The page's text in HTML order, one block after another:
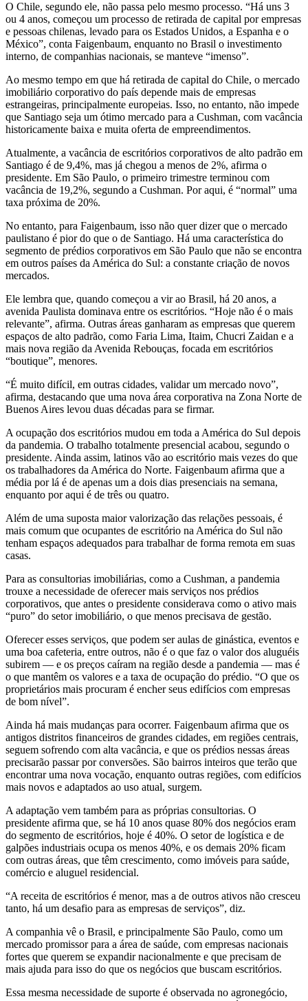
O Chile, segundo ele, não passa pelo mesmo processo. “Há uns 3
ou 4 anos, começou um processo de retirada de capital por empresas
e pessoas chilenas, levado para os Estados Unidos, a Espanha e o
México”, conta Faigenbaum, enquanto no Brasil o investimento
interno, de companhias nacionais, se manteve “imenso”.
Ao mesmo tempo em que há retirada de capital do Chile, o mercado
imobiliário corporativo do país depende mais de empresas
estrangeiras, principalmente europeias. Isso, no entanto, não impede
que Santiago seja um ótimo mercado para a Cushman, com vacância
historicamente baixa e muita oferta de empreendimentos.
Atualmente, a vacância de escritórios corporativos de alto padrão em
Santiago é de 9,4%, mas já chegou a menos de 2%, afirma o
presidente. Em São Paulo, o primeiro trimestre terminou com
vacância de 19,2%, segundo a Cushman. Por aqui, é “normal” uma
taxa próxima de 20%.
No entanto, para Faigenbaum, isso não quer dizer que o mercado
paulistano é pior do que o de Santiago. Há uma característica do
segmento de prédios corporativos em São Paulo que não se encontra
em outros países da América do Sul: a constante criação de novos
mercados.
Ele lembra que, quando começou a vir ao Brasil, há 20 anos, a
avenida Paulista dominava entre os escritórios. “Hoje não é o mais
relevante”, afirma. Outras áreas ganharam as empresas que querem
espaços de alto padrão, como Faria Lima, Itaim, Chucri Zaidan e a
mais nova região da Avenida Rebouças, focada em escritórios
“boutique”, menores.
“É muito difícil, em outras cidades, validar um mercado novo”,
afirma, destacando que uma nova área corporativa na Zona Norte de
Buenos Aires levou duas décadas para se firmar.
A ocupação dos escritórios mudou em toda a América do Sul depois
da pandemia. O trabalho totalmente presencial acabou, segundo o
presidente. Ainda assim, latinos vão ao escritório mais vezes do que
os trabalhadores da América do Norte. Faigenbaum afirma que a
média por lá é de apenas um a dois dias presenciais na semana,
enquanto por aqui é de três ou quatro.
Além de uma suposta maior valorização das relações pessoais, é
mais comum que ocupantes de escritório na América do Sul não
tenham espaços adequados para trabalhar de forma remota em suas
casas.
Para as consultorias imobiliárias, como a Cushman, a pandemia
trouxe a necessidade de oferecer mais serviços nos prédios
corporativos, que antes o presidente considerava como o ativo mais
“puro” do setor imobiliário, o que menos precisava de gestão.
Oferecer esses serviços, que podem ser aulas de ginástica, eventos e
uma boa cafeteria, entre outros, não é o que faz o valor dos aluguéis
subirem — e os preços caíram na região desde a pandemia — mas é
o que mantêm os valores e a taxa de ocupação do prédio. “O que os
proprietários mais procuram é encher seus edifícios com empresas
de bom nível”.
Ainda há mais mudanças para ocorrer. Faigenbaum afirma que os
antigos distritos financeiros de grandes cidades, em regiões centrais,
seguem sofrendo com alta vacância, e que os prédios nessas áreas
precisarão passar por conversões. São bairros inteiros que terão que
encontrar uma nova vocação, enquanto outras regiões, com edifícios
mais novos e adaptados ao uso atual, surgem.
A adaptação vem também para as próprias consultorias. O
presidente afirma que, se há 10 anos quase 80% dos negócios eram
do segmento de escritórios, hoje é 40%. O setor de logística e de
galpões industriais ocupa os menos 40%, e os demais 20% ficam
com outras áreas, que têm crescimento, como imóveis para saúde,
comércio e aluguel residencial.
“A receita de escritórios é menor, mas a de outros ativos não cresceu
tanto, há um desafio para as empresas de serviços”, diz.
A companhia vê o Brasil, e principalmente São Paulo, como um
mercado promissor para a área de saúde, com empresas nacionais
fortes que querem se expandir nacionalmente e que precisam de
mais ajuda para isso do que os negócios que buscam escritórios.
Essa mesma necessidade de suporte é observada no agronegócio,